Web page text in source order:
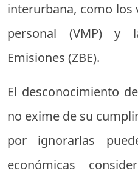
interurbana, como los
personal (VMP) y
Emisiones (ZBE).
El desconocimiento
no exime de su
por ignorarlas
económicas